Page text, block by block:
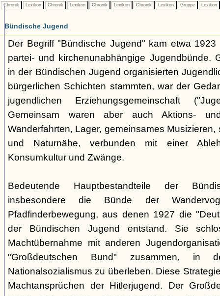
Chronik Lexikon Chronik Lexikon Chronik Lexikon Chronik Lexikon Gruppe Lexikon
Bündische Jugend
Der Begriff "Bündische Jugend" kam etwa
partei- und kirchenunabhängige Jugendbünde.
in der Bündischen Jugend organisierten
bürgerlichen Schichten stammten, war der
jugendlichen Erziehungsgemeinschaft
Gemeinsam waren aber auch Aktions-
Wanderfahrten, Lager, gemeinsames
und Naturnähe, verbunden mit einer
Konsumkultur und Zwänge.
Bedeutende Hauptbestandteile der
insbesondere die Bünde der
Pfadfinderbewegung, aus denen 1927 die
der Bündischen Jugend entstand. Sie
Machtübernahme mit anderen
"Großdeutschen Bund" zusammen,
Nationalsozialismus zu überleben. Diese
Machtansprüchen der Hitlerjugend. Der